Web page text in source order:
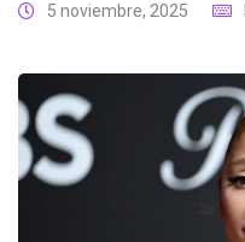
5 noviembre, 2025